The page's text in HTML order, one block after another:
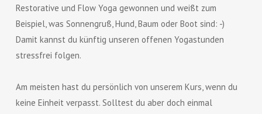
Restorative und Flow Yoga gewonnen und weißt zum
Beispiel, was Sonnengruß, Hund, Baum oder Boot sind: -)
Damit kannst du künftig unseren offenen Yogastunden
stressfrei folgen.
Am meisten hast du persönlich von unserem Kurs, wenn du
keine Einheit verpasst. Solltest du aber doch einmal